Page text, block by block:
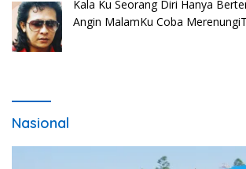
Hu bila ngi ari do hot
taonSoada tonamNaso masihol
Nasional